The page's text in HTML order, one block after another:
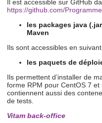
Il est accessible sur GitHub
https://github.com/
les packages java
Maven
Ils sont accessibles en
les paquets de
Ils permettent d’installer de
forme RPM pour CentOS 7
contiennent aussi des
de tests.
Vitam back-office